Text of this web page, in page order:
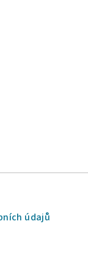
údajů